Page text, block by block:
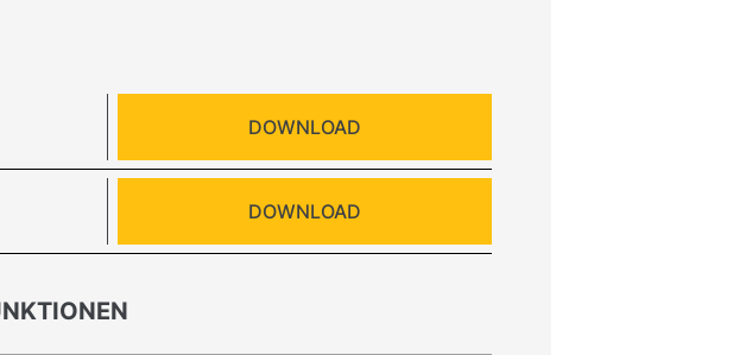
DOWNLOAD
DOWNLOAD